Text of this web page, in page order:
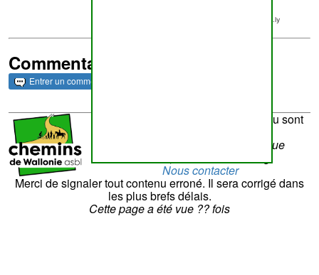
Commentaires et archives
Entrer un commentaire
La réalisation du site et son contenu sont
- Rue
Nous contacter
Merci de signaler tout contenu erroné. Il sera corrigé dans
les plus brefs délais.
Cette page a été vue ??fois